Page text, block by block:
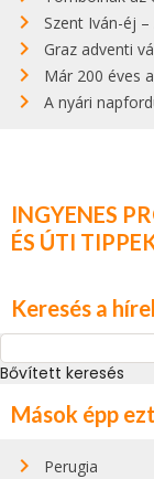
Szent Iván-éj
Graz adventi
Már 200 éves
A nyári napforduló
INGYENES
ÉS ÚTI
Keresés a
Bővített keresés
Mások épp
Perugia